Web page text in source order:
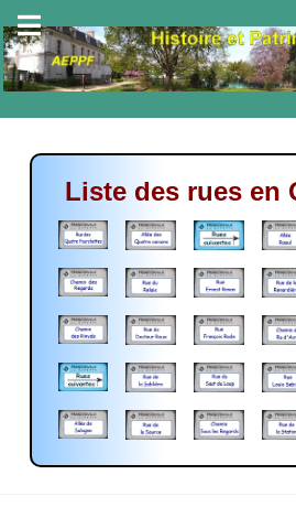
Liste des rues en